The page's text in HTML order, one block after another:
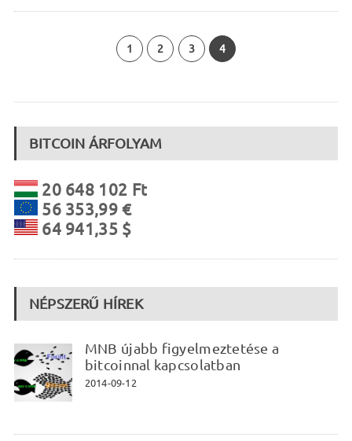
1 2 3 4
BITCOIN ÁRFOLYAM
20 648 102 Ft
56 353,99 €
64 941,35 $
NÉPSZERŰ HÍREK
MNB újabb figyelmeztetése a
bitcoinnal kapcsolatban
2014-09-12